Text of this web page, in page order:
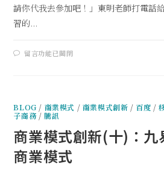
請你代我去參加吧！」東明老師打電話
習的...
留言功能已關閉
BLOG / 商業模式 / 商業模式創新 / 百度 /
子商務 /騰訊
商業模式創新(十)：九
商業模式